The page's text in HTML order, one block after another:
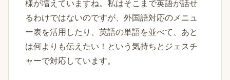
様が増えていますね。私はそこまで英語が話せ
るわけではないのですが、外国語対応のメニュ
ー表を活用したり、英語の単語を並べて、あと
は何よりも伝えたい！という気持ちとジェスチ
ャーで対応しています。